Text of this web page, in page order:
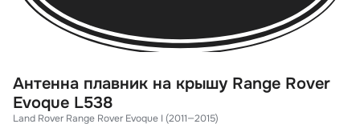
Антенна плавник на крышу Range Rover
Evoque L538
Land Rover Range Rover Evoque I (2011—2015)